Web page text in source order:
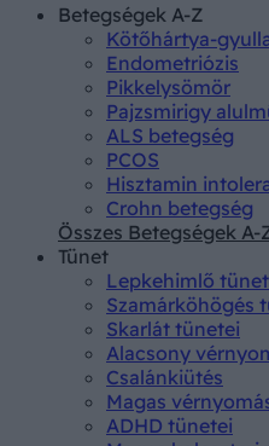
Betegségek A-Z
Kötőhártya-
Endometriózis
Pikkelysömör
Pajzsmirigy
ALS betegség
PCOS
Hisztamin
Crohn betegség
Összes Betegségek A-
Tünet
Lepkehimlő
Szamárköhögés
Skarlát tünetei
Alacsony
Csalánkiütés
Magas
ADHD tünetei